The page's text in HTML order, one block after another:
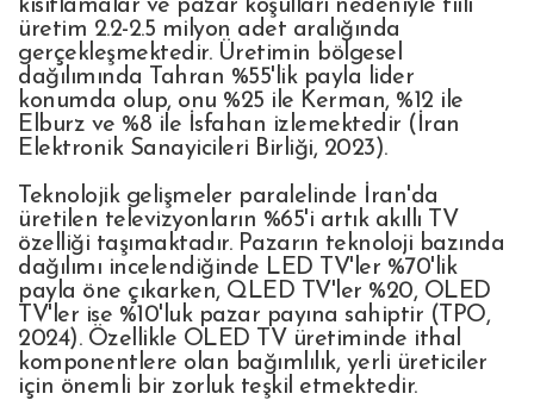
kısıtlamalar ve pazar koşulları nedeniyle fiili
üretim 2.2-2.5 milyon adet aralığında
gerçekleşmektedir. Üretimin bölgesel
dağılımında Tahran %55'lik payla lider
konumda olup, onu %25 ile Kerman, %12 ile
Elburz ve %8 ile İsfahan izlemektedir (İran
Elektronik Sanayicileri Birliği, 2023).
Teknolojik gelişmeler paralelinde İran'da
üretilen televizyonların %65'i artık akıllı TV
özelliği taşımaktadır. Pazarın teknoloji bazında
dağılımı incelendiğinde LED TV'ler %70'lik
payla öne çıkarken, QLED TV'ler %20, OLED
TV'ler ise %10'luk pazar payına sahiptir (TPO,
2024). Özellikle OLED TV üretiminde ithal
komponentlere olan bağımlılık, yerli üreticiler
için önemli bir zorluk teşkil etmektedir.